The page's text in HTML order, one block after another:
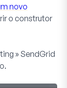
novo
o construtor
» SendGrid
.